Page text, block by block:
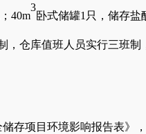
40m
3
卧式储罐1只，储存盐
仓库值班人员实行三班
存项目环境影响报告表》